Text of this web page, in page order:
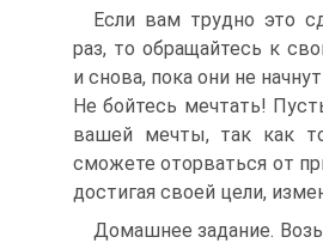
Если вам трудно это
раз, то обращайтесь к
и снова, пока они не
Не бойтесь мечтать!
вашей мечты, так как
сможете оторваться от
достигая своей цели,
Домашнее задание.